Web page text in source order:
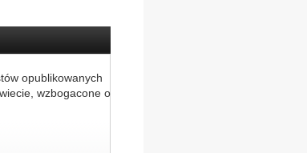
opublikowanych
wzbogacone o